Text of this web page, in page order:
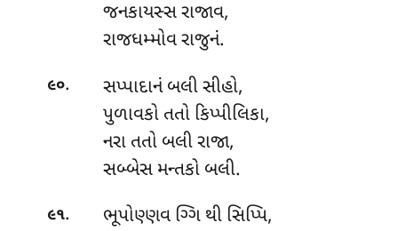
જનકાયસ્સ રાજાવ,
રાજધમ્મોવ રાજુનં.
૯૦.
સપ્પાદાનં બલી સીહો,
પુળાવકો તતો કિપ્પીલિકા,
નરા તતો બલી રાજા,
સબ્બેસ મન્તકો બલી.
૯૧. ભૂપોણ્ણવ ગ્ગિ થી સિપ્પિ,